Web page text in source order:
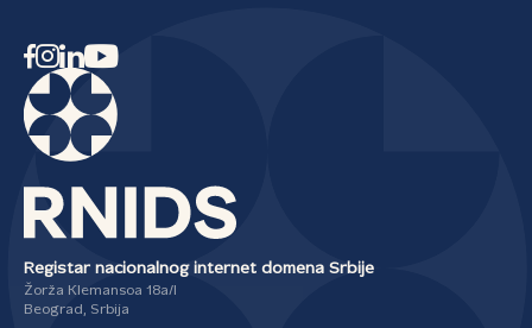
Registar nacionalnog internet domena Srbije
Žorža Klemansoa 18a/I
Beograd, Srbija